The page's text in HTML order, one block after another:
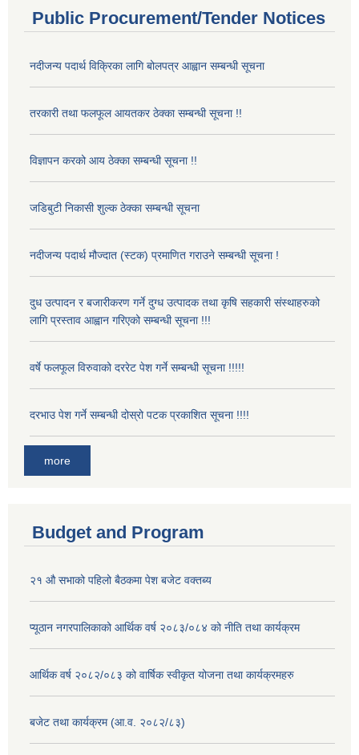
Public Procurement/Tender Notices
नदीजन्य पदार्थ विक्रिका लागि बोलपत्र आह्वान सम्बन्धी सूचना
तरकारी तथा फलफूल आयतकर ठेक्का सम्बन्धी सूचना !!
विज्ञापन करको आय ठेक्का सम्बन्धी सूचना !!
जडिबुटी निकासी शुल्क ठेक्का सम्बन्धी सूचना
नदीजन्य पदार्थ मौज्दात (स्टक) प्रमाणित गराउने सम्बन्धी सूचना !
दुध उत्पादन र बजारीकरण गर्ने दुग्ध उत्पादक तथा कृषि सहकारी संस्थाहरुको
लागि प्रस्ताव आह्वान गरिएको सम्बन्धी सूचना !!!
वर्षे फलफूल विरुवाको दररेट पेश गर्ने सम्बन्धी सूचना !!!!!
दरभाउ पेश गर्ने सम्बन्धी दोस्रो पटक प्रकाशित सूचना !!!!
more
Budget and Program
२१ औ सभाको पहिलो बैठकमा पेश बजेट वक्तब्य
प्यूठान नगरपालिकाको आर्थिक वर्ष २०८३/०८४ को नीति तथा कार्यक्रम
आर्थिक वर्ष २०८२/०८३ को वार्षिक स्वीकृत योजना तथा कार्यक्रमहरु
बजेट तथा कार्यक्रम (आ.व. २०८२/८३)